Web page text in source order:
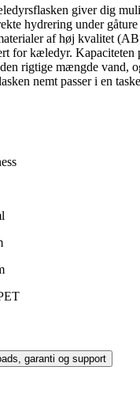
giver dig
hydrering under gåture
af høj kvalitet
for kæledyr. Kapaciteten
rigtige mængde vand,
nemt passer i en
garanti og support